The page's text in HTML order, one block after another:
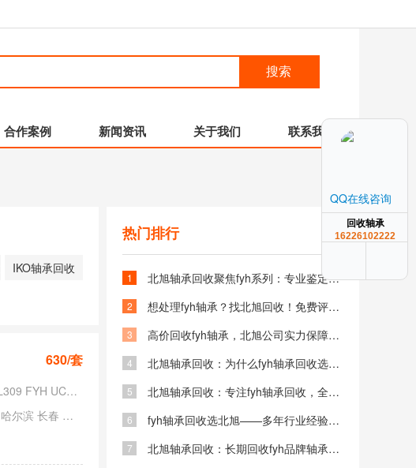
搜索
合作案例 新闻资讯 关于我们 联系我们
IKO轴承回收
630/套
型号列表：FYH UCFC205​ ​FYH UCFL206​ ​FYH UCP207​ ​FYH UCFA208​ ​FYH UCFL309​ ​FYH UCT210​ ​FYH UCFC311​ ​FYH UCFL412​ ​FYH UCPA213​ ​FYH UCFL514 等型号不限
服务区域：天津 苏州 郑州 长沙 厦门 青岛 大连 宁波 佛山 东莞 合肥 昆明 福州 沈阳 哈尔滨 长春 石家庄 太原 等地区不限
热门排行
1 北旭轴承回收聚焦fyh系列：专业鉴定，合理定价，让回收更简单
2 想处理fyh轴承？找北旭回收！免费评估，即时结算，放心选择
3 高价回收fyh轴承，北旭公司实力保障，诚信合作无套路
4 北旭轴承回收：为什么fyh轴承回收选择我们？专业、高效、价优
5 北旭轴承回收：专注fyh轴承回收，全程规范，价格透明
6 fyh轴承回收选北旭——多年行业经验，让您的闲置轴承“变废为宝”
7 北旭轴承回收：长期回收fyh品牌轴承，不论新旧，量大从优
QQ在线咨询
回收轴承
16226102222